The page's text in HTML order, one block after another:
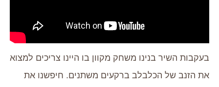
בעקבות השיר בנינו משחק מקוון בו היינו צריכים למצוא
את הזנב של הכלבלב ברקעים משתנים. חיפשנו את